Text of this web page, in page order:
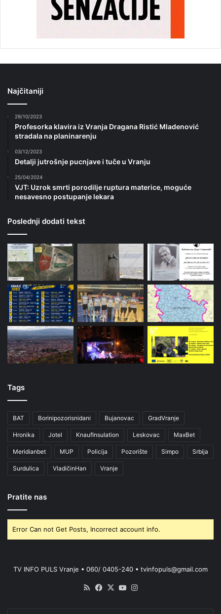
Najčitaniji
29/10/2023
Profesorka klavira iz Vranja Dragana Ristić Mladenović
stradala na planinarenju
03/12/2023
Detalji jutrošnje pucnjave i tuče u Vranju
25/04/2024
VJT: Uzrok smrti porodilje ruptura materice, moguće
nesavesno postupanje lekara
Poslednji dodati tekst
Tags
BAT Borinipozorisnidani Bujanovac GradVranje
Hronika Jotel KnaufInsulation Leskovac MaxBet
Meridianbet MUP Policija Pozorište Simpo Srbija
Surdulica VladičinHan Vranje
Pratite nas
Error Can not Get Posts, Incorrect account info.
TV INFO PULS Vranje • 060/ 0405-240 • tvinfopuls@gmail.com
RSS Facebook
X YouTube